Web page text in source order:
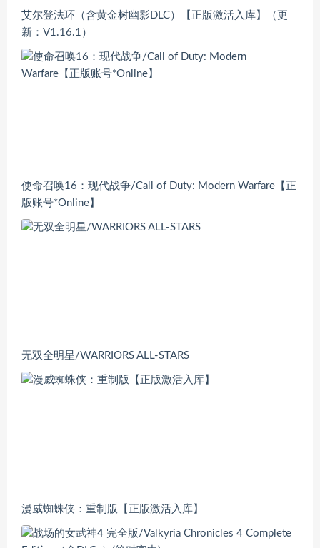
艾尔登法环（含黄金树幽影DLC）【正版激活入库】（更
新：V1.16.1）
使命召唤16：现代战争/Call of Duty: Modern Warfare【正
版账号*Online】
无双全明星/WARRIORS ALL-STARS
漫威蜘蛛侠：重制版【正版激活入库】